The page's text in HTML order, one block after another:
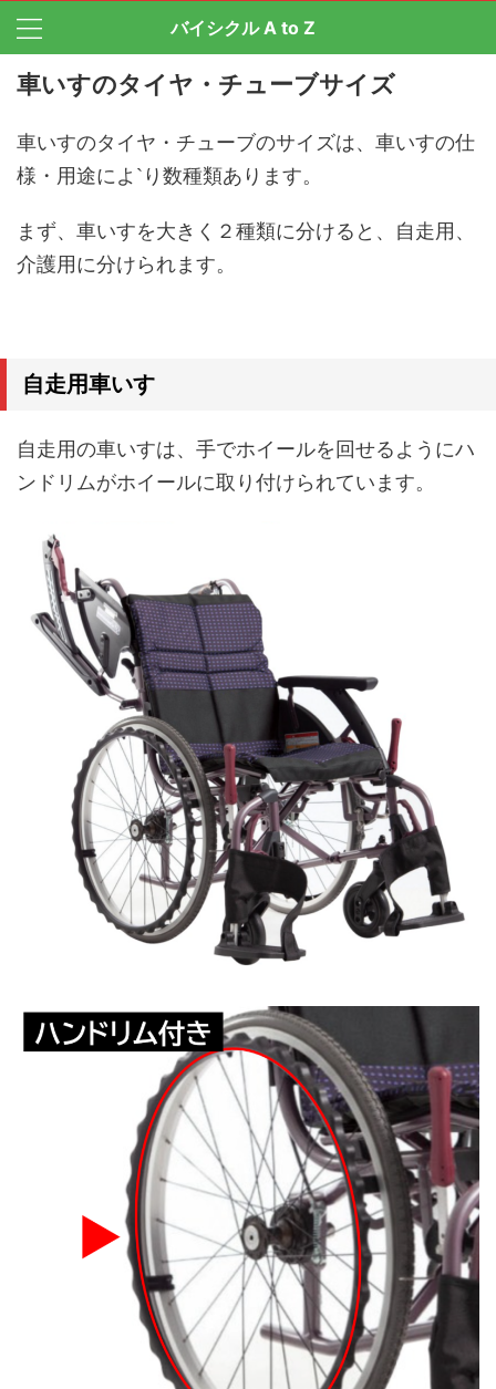
バイシクル A to Z
車いすのタイヤ・チューブサイズ
車いすのタイヤ・チューブのサイズは、車いすの仕
様・用途によ`り数種類あります。
まず、車いすを大きく２種類に分けると、自走用、
介護用に分けられます。
自走用車いす
自走用の車いすは、手でホイールを回せるようにハ
ンドリムがホイールに取り付けられています。